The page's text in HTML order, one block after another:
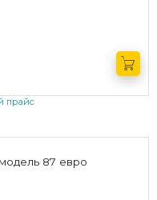
прайс